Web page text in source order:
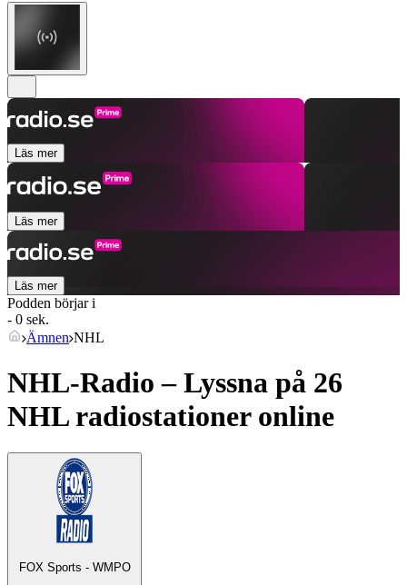
Läs mer
Läs mer
Läs mer
Podden börjar i
- 0 sek.
Ämnen NHL
NHL-Radio – Lyssna på 26
NHLradiostationer online
FOX Sports - WMPO